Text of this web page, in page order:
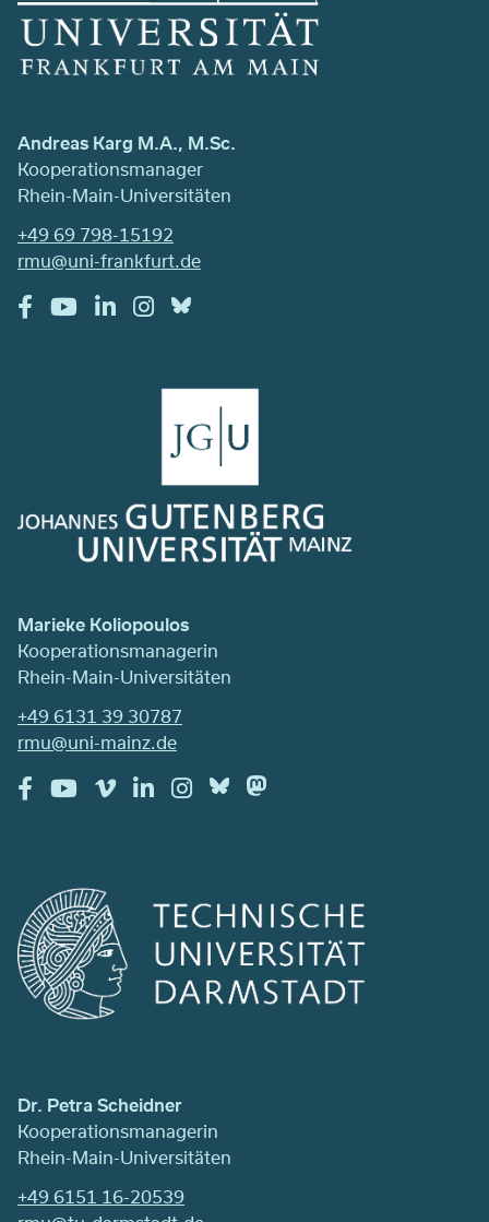
Andreas Karg M.A., M.Sc.
Kooperationsmanager
Rhein-Main-Universitäten
+49 69 798-15192
rmu@uni-frankfurt.de
Marieke Koliopoulos
Kooperationsmanagerin
Rhein-Main-Universitäten
+49 6131 39 30787
rmu@uni-mainz.de
Dr. Petra Scheidner
Kooperationsmanagerin
Rhein-Main-Universitäten
+49 6151 16-20539